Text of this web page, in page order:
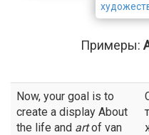
Примеры:
Now, your goal is to
create a display About
the life and artof van